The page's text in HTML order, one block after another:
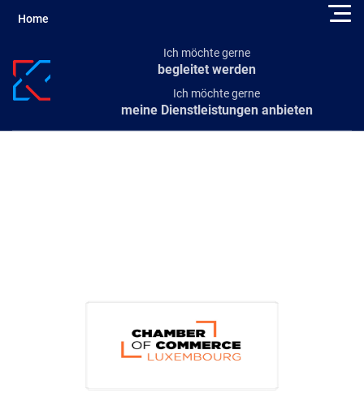
Home
Ich möchte gerne
begleitet werden
Ich möchte gerne
meine Dienstleistungen anbieten